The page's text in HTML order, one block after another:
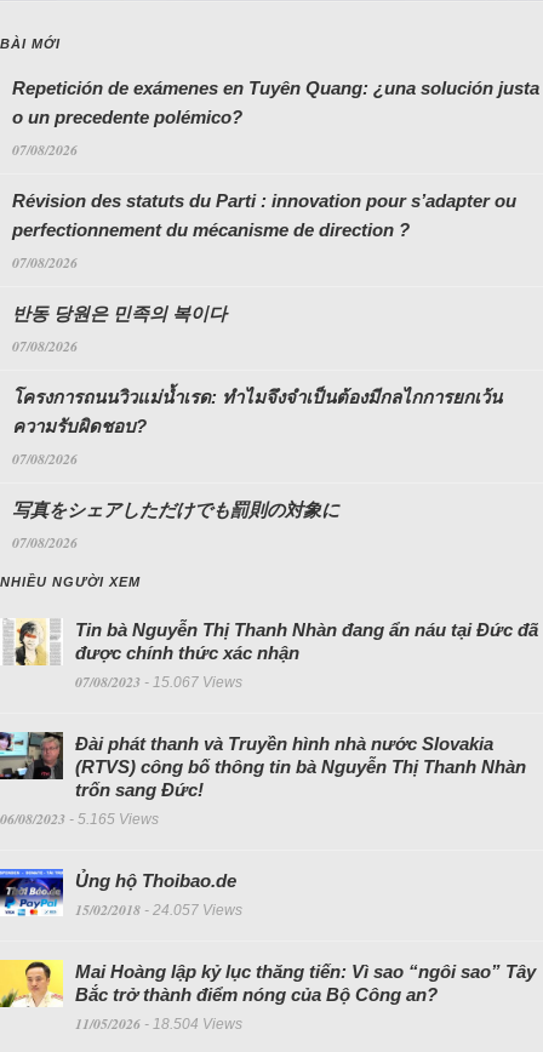
BÀI MỚI
Repetición de exámenes en Tuyên Quang: ¿una solución justa
o un precedente polémico?
07/08/2026
Révision des statuts du Parti : innovation pour s’adapter ou
perfectionnement du mécanisme de direction ?
07/08/2026
반동 당원은 민족의 복이다
07/08/2026
โครงการถนนวิวแม่น้ำเรด: ทำไมจึงจำเป็นต้องมีกลไกการยกเว้น
ความรับผิดชอบ?
07/08/2026
写真をシェアしただけでも罰則の対象に
07/08/2026
NHIỀU NGƯỜI XEM
Tin bà Nguyễn Thị Thanh Nhàn đang ẩn náu tại Đức đã
được chính thức xác nhận
07/08/2023 - 15.067 Views
Đài phát thanh và Truyền hình nhà nước Slovakia
(RTVS) công bố thông tin bà Nguyễn Thị Thanh Nhàn
trốn sang Đức!
06/08/2023 - 5.165 Views
Ủng hộ Thoibao.de
15/02/2018 - 24.057 Views
Mai Hoàng lập kỷ lục thăng tiến: Vì sao “ngôi sao” Tây
Bắc trở thành điểm nóng của Bộ Công an?
11/05/2026 - 18.504 Views